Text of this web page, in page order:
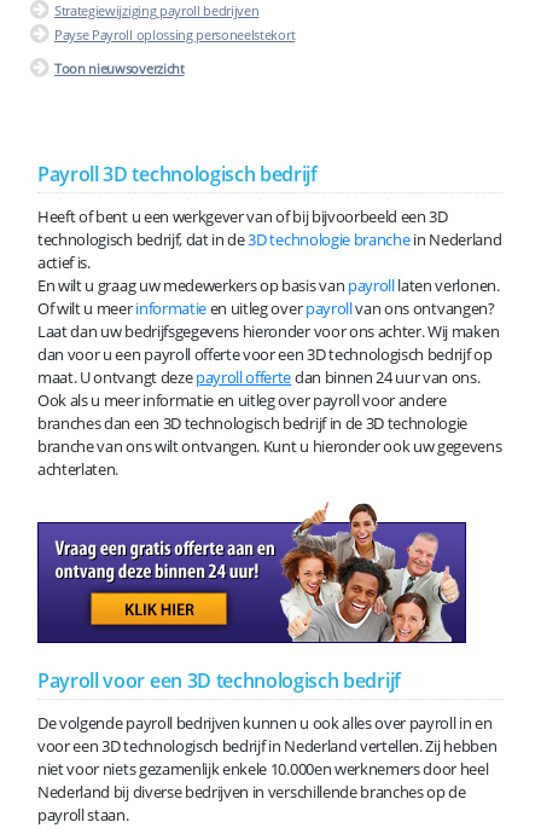
Strategiewijziging payroll bedrijven
Payse Payroll oplossing personeelstekort
Toon nieuwsoverzicht
Payroll 3D technologisch bedrijf
Heeft of bent u een werkgever van of bij bijvoorbeeld een 3D
technologisch bedrijf, dat in de3D technologie branchein Nederland
actief is.
En wilt u graag uw medewerkers op basis van payrolllaten verlonen.
Of wilt u meerinformatieen uitleg overpayrollvan ons ontvangen?
Laat dan uw bedrijfsgegevens hieronder voor ons achter. Wij maken
dan voor u een payroll offerte voor een 3D technologisch bedrijf op
maat. U ontvangt dezepayroll offertedan binnen 24 uur van ons.
Ook als u meer informatie en uitleg over payroll voor andere
branches dan een 3D technologisch bedrijf in de 3D technologie
branche van ons wilt ontvangen. Kunt u hieronder ook uw gegevens
achterlaten.
Payroll voor een 3D technologisch bedrijf
De volgende payroll bedrijven kunnen u ook alles over payroll in en
voor een 3D technologisch bedrijf in Nederland vertellen. Zij hebben
niet voor niets gezamenlijk enkele 10.000en werknemers door heel
Nederland bij diverse bedrijven in verschillende branches op de
payroll staan.